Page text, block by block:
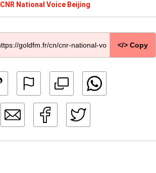
CNR National Voice Beijing
</> Copy